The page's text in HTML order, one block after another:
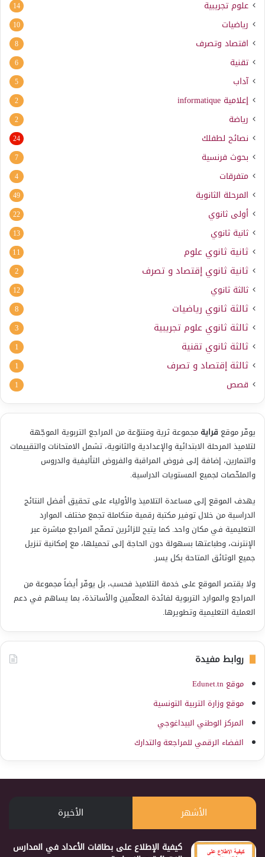
علوم تجريبية 14
رياضيات 10
اقتصاد وتصرف 8
تقنية 6
آداب 5
إعلامية informatique
2
رياضة 2
نصائح لطفلك 24
بحوث فرنسية 7
متفرقات 4
المرحلة الثانوية 49
أولى ثانوي 22
ثانية ثانوي 13
ثانية ثانوي علوم 11
ثانية ثانوي إقتصاد و تصرف 2
ثالثة ثانوي 12
ثالثة ثانوي رياضيات 8
ثالثة ثانوي علوم تجريبية 3
ثالثة ثانوي تقنية 1
ثالثة إقتصاد و تصرف 1
قصص 1
يوفّر موقع قرايةمجموعة ثرية ومتنوّعة من المراجع التربوية الموجّهة
لتلاميذ المرحلة الابتدائية والإعدادية والثانوية، تشمل الامتحانات والتقييمات
والتمارين، إضافة إلى فروض المراقبة والفروض التأليفية والدروس
والملخّصات لجميع المستويات الدراسية.
يهدف الموقع إلى مساعدة التلاميذ والأولياء على تحقيق أفضل النتائج
الدراسية من خلال توفير مكتبة رقمية متكاملة تجمع مختلف الموارد
التعليمية في مكان واحد. كما يتيح للزائرين تصفّح المراجع مباشرة عبر
الإنترنت، وطباعتها بسهولة دون الحاجة إلى تحميلها، مع إمكانية تنزيل
جميع الوثائق المتاحة بكل يسر.
ولا يقتصر الموقع على خدمة التلاميذ فحسب، بل يوفّر أيضاً مجموعة من
المراجع والموارد التربوية لفائدة المعلّمين والأساتذة، بما يساهم في دعم
العملية التعليمية وتطويرها.
روابط مفيدة
موقع Edunet.tn
موقع وزارة التربية التونسية
المركز الوطني البيداغوجي
الفضاء الرقمي للمراجعة والتدارك
الأشهر الأخيرة
كيفية الإطلاع على بطاقات الأعداد في المدارس